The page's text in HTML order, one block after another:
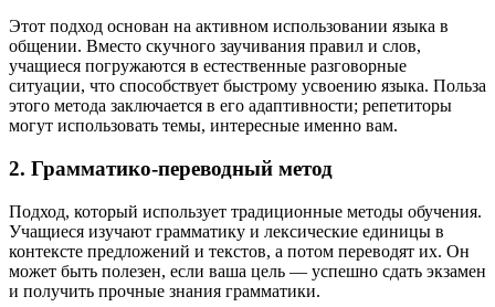
Этот подход основан на активном использовании языка в
общении. Вместо скучного заучивания правил и слов,
учащиеся погружаются в естественные разговорные
ситуации, что способствует быстрому усвоению языка. Польза
этого метода заключается в его адаптивности; репетиторы
могут использовать темы, интересные именно вам.
2. Грамматико-переводный метод
Подход, который использует традиционные методы обучения.
Учащиеся изучают грамматику и лексические единицы в
контексте предложений и текстов, а потом переводят их. Он
может быть полезен, если ваша цель — успешно сдать экзамен
и получить прочные знания грамматики.